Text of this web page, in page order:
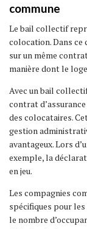
commune
Le bail collectif
colocation. Dans
sur un même
manière dont le
Avec un bail
contrat
des colocataires.
gestion
avantageux. Lors
exemple, la
en jeu.
Les compagnies
spécifiques pour
le nombre